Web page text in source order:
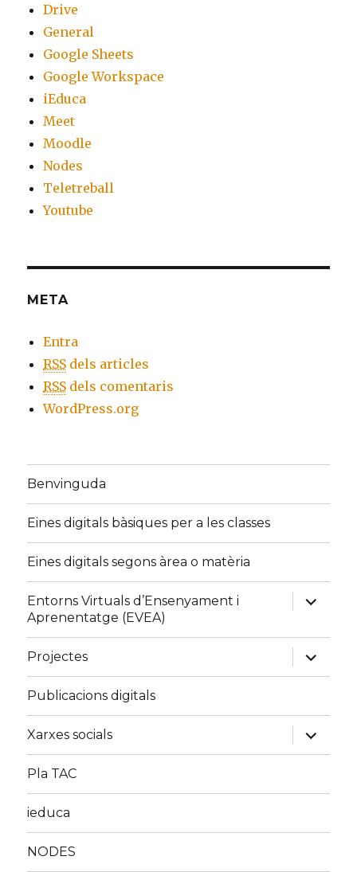
Drive
General
Google Sheets
Google Workspace
iEduca
Meet
Moodle
Nodes
Teletreball
Youtube
META
Entra
RSS dels articles
RSS dels comentaris
WordPress.org
Benvinguda
Eines digitals bàsiques per a les classes
Eines digitals segons àrea o matèria
Entorns Virtuals d’Ensenyament i
Aprenentatge (EVEA)
expand
child
Projectes
expand
child
menu
Publicacions digitals
Xarxes socials
expand
child
menu
Pla TAC
ieduca
NODES